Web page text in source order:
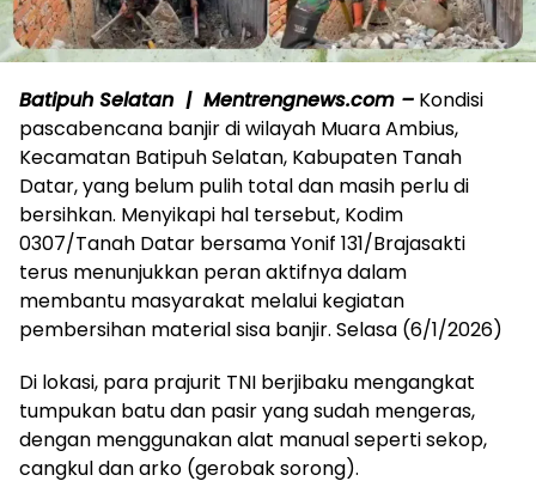
Batipuh Selatan | Mentrengnews.com – Kondisi
pascabencana banjir di wilayah Muara Ambius,
Kecamatan Batipuh Selatan, Kabupaten Tanah
Datar, yang belum pulih total dan masih perlu di
bersihkan. Menyikapi hal tersebut, Kodim
0307/Tanah Datar bersama Yonif 131/Brajasakti
terus menunjukkan peran aktifnya dalam
membantu masyarakat melalui kegiatan
pembersihan material sisa banjir. Selasa (6/1/2026)
Di lokasi, para prajurit TNI berjibaku mengangkat
tumpukan batu dan pasir yang sudah mengeras,
dengan menggunakan alat manual seperti sekop,
cangkul dan arko (gerobak sorong).